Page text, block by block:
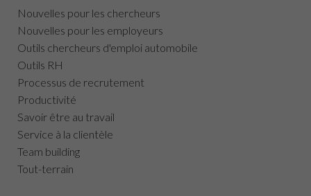
Nouvelles pour les chercheurs
Nouvelles pour les employeurs
Outils chercheurs d'emploi automobile
Outils RH
Processus de recrutement
Productivité
Savoir être au travail
Service à la clientèle
Team building
Tout-terrain